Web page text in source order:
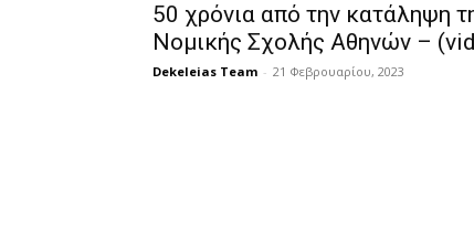
50 χρόνια από την κατάληψη
Νομικής Σχολής Αθηνών –
Dekeleias Team - 21 Φεβρουαρίου, 2023